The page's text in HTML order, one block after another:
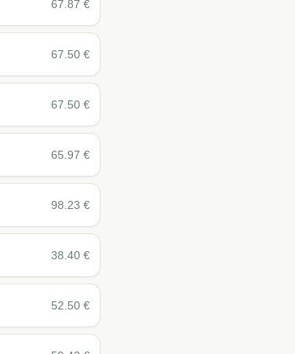
67.87 €
67.50 €
67.50 €
65.97 €
98.23 €
38.40 €
52.50 €